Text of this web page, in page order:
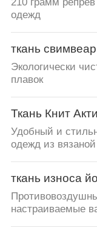
210 грамм
одежд
ткань
Экологически
плавок
Ткань Книт
Удобный и
одежд из вязаной
ткань износа
настраиваемые